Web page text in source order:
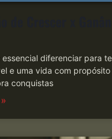
essencial diferenciar para
e uma vida com propósito
conquistas